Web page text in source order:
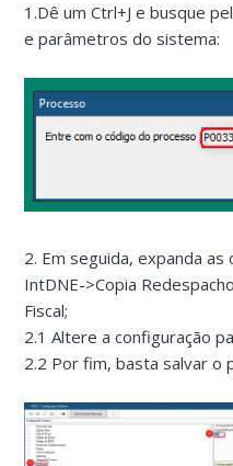
1.Dê um Ctrl+J e busque
e parâmetros do sistema:
2. Em seguida, expanda
IntDNE->Copia
Fiscal;
2.1 Altere a configuração
2.2 Por fim, basta salvar o